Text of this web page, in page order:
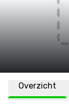
Overzicht